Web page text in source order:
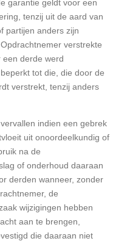
garantie geldt voor een
tenzij uit de aard van
partijen anders zijn
verstrekte
derde werd
tot die, die door de
verstrekt, tenzij anders
indien een gebrek
uit onoordeelkundig of
na de
of onderhoud daaraan
derden wanneer, zonder
de
wijzigingen hebben
aan te brengen,
die daaraan niet